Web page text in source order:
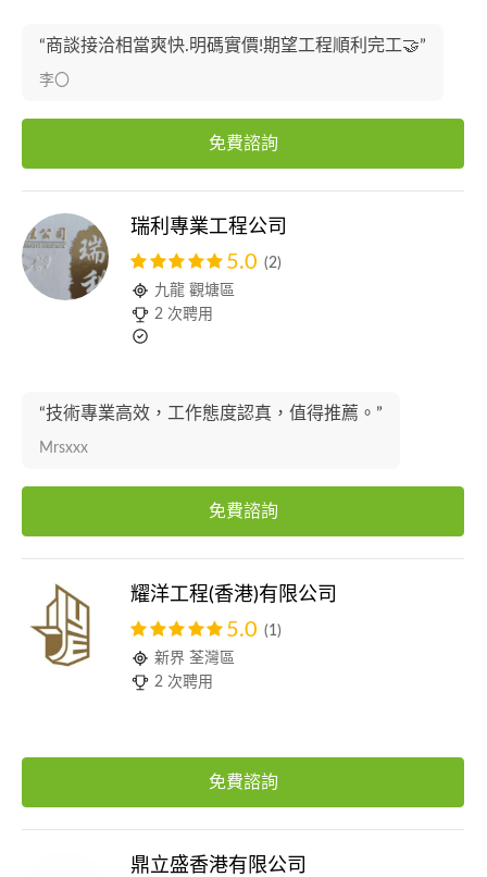
“商談接洽相當爽快.明碼實價!期望工程順利完工🤝”
李〇
免費諮詢
瑞利專業工程公司
5.0 (2)
九龍 觀塘區
2 次聘用
“技術專業高效，工作態度認真，值得推薦。”
Mrsxxx
免費諮詢
耀洋工程(香港)有限公司
5.0 (1)
新界 荃灣區
2 次聘用
免費諮詢
鼎立盛香港有限公司